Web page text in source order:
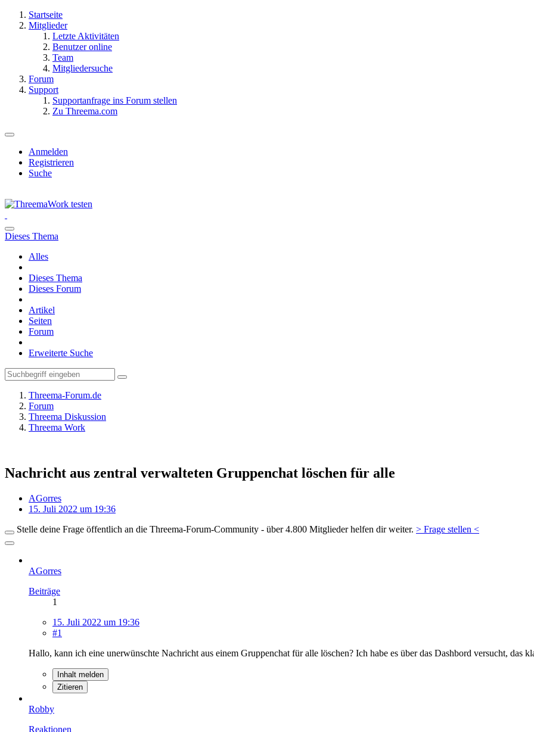
Startseite
Mitglieder
Letzte Aktivitäten
Benutzer online
Team
Mitgliedersuche
Forum
Support
Supportanfrage ins Forum stellen
Zu Threema.com
Anmelden
Registrieren
Suche
Dieses Thema
Alles
Dieses Thema
Dieses Forum
Artikel
Seiten
Forum
Erweiterte Suche
Threema-Forum.de
Forum
Threema Diskussion
Threema Work
Nachricht aus zentral verwalteten Gruppenchat löschen für alle
AGorres
15. Juli 2022 um 19:36
Stelle deine Frage öffentlich an die Threema-Forum-Community - über 4.800 Mitglieder helfen dir weiter. > Frage stellen <
AGorres
Beiträge
1
15. Juli 2022 um 19:36
#1
Hallo, kann ich eine unerwünschte Nachricht aus einem Gruppenchat für alle löschen? Ich habe es über das Dashbord versucht, das
Inhalt melden
Zitieren
Robby
Reaktionen